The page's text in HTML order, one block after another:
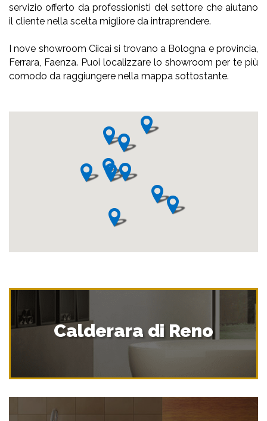
servizio offerto da professionisti del settore che aiutano
il cliente nella scelta migliore da intraprendere.
I nove showroom Ciicai si trovano a Bologna e provincia,
Ferrara, Faenza. Puoi localizzare lo showroom per te più
comodo da raggiungere nella mappa sottostante.
Calderara di Reno